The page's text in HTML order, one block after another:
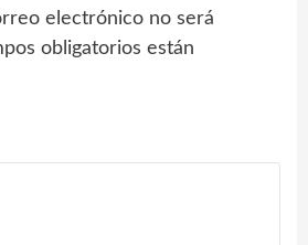
electrónico no será
obligatorios están